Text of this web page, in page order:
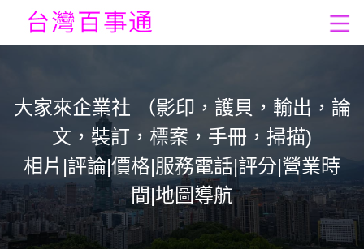
大家來企業社 （影印，護貝，輸出，論
文，裝訂，標案，手冊，掃描)
相片|評論|價格|服務電話|評分|營業時
間|地圖導航